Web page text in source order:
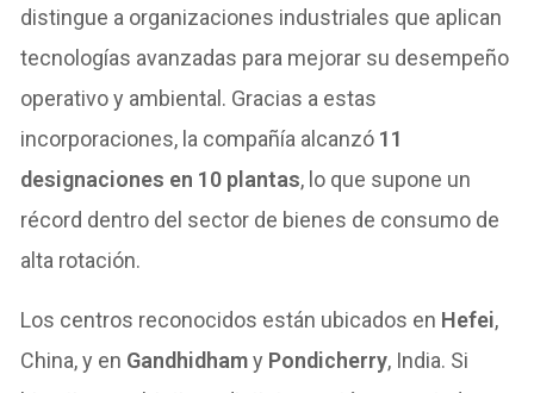
distingue a organizaciones industriales que aplican
tecnologías avanzadas para mejorar su desempeño
operativo y ambiental. Gracias a estas
incorporaciones, la compañía alcanzó 11
designaciones en 10 plantas, lo que supone un
récord dentro del sector de bienes de consumo de
alta rotación.
Los centros reconocidos están ubicados en Hefei,
China, y en Gandhidhamy Pondicherry, India. Si